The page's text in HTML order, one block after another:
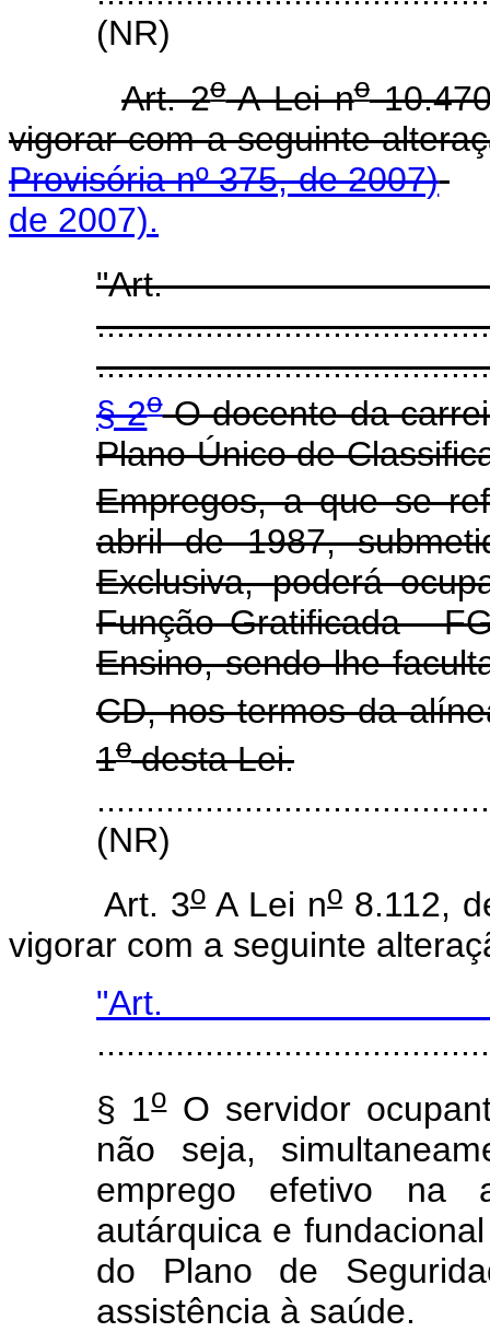
(NR)
Art. 2oA Lei no
vigorar com a seguinte
Provisória nº 375, de 2007)
de 2007).
§ 2oO docente da
Plano Único de
Empregos, a que se
abril de 1987,
Exclusiva, poderá
Função Gratificada -
Ensino, sendo-lhe
CD, nos termos da
1odesta Lei.
(NR)
Art. 3oA Lei no8.112,
vigorar com a seguinte
§ 1oO servidor
não seja,
emprego efetivo na
autárquica e
do Plano de
assistência à saúde.